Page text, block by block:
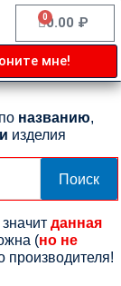
0.00 ₽
0
Cart
мне!
названию,
изделия
Поиск
данная
(но не
производителя!